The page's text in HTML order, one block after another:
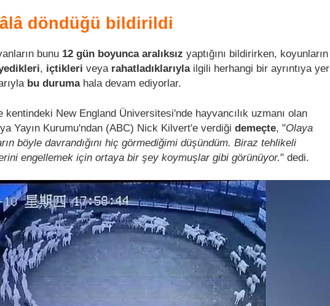
döndüğü bildirildi
bunu 12 gün boyunca aralıksız yaptığını bildirirken, koyunların
, içtikleri veya rahatladıklarıyla ilgili herhangi bir ayrıntıya yer
bu duruma hala devam ediyorlar.
kentindeki New England Üniversitesi'nde hayvancılık uzmanı olan
Yayın Kurumu'ndan (ABC) Nick Kilvert'e verdiği demeçte, "Olaya
böyle davrandığını hiç görmediğimi düşündüm. Biraz tehlikeli
engellemek için ortaya bir şey koymuşlar gibi görünüyor." dedi.